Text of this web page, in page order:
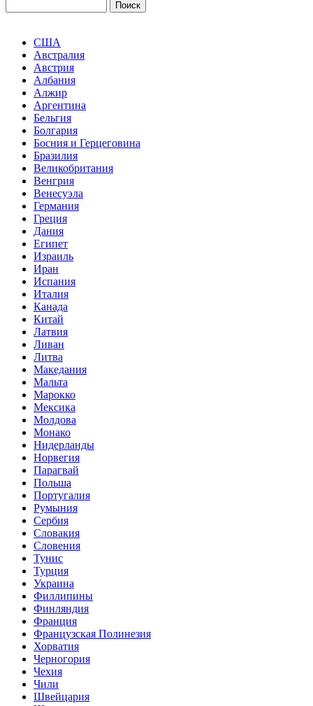
США
Австралия
Австрия
Албания
Алжир
Аргентина
Бельгия
Болгария
Босния и Герцеговина
Бразилия
Великобритания
Венгрия
Венесуэла
Германия
Греция
Дания
Египет
Израиль
Иран
Испания
Италия
Канада
Китай
Латвия
Ливан
Литва
Македания
Мальта
Марокко
Мексика
Молдова
Монако
Нидерланды
Норвегия
Парагвай
Польша
Португалия
Румыния
Сербия
Словакия
Словения
Тунис
Турция
Украина
Филлипины
Финляндия
Франция
Французская Полинезия
Хорватия
Черногория
Чехия
Чили
Швейцария